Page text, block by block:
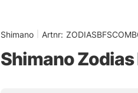
Shimano Artnr:
Shimano